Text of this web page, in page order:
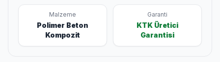
Malzeme
Polimer Beton
Kompozit
Garanti
KTK Üretici
Garantisi